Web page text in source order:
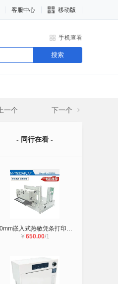
客服中心 移动版
手机查看
搜索
上一个 下一个
- 同行在看 -
80mm嵌入式热敏凭条打印机内嵌式热敏
￥ 650.00/1